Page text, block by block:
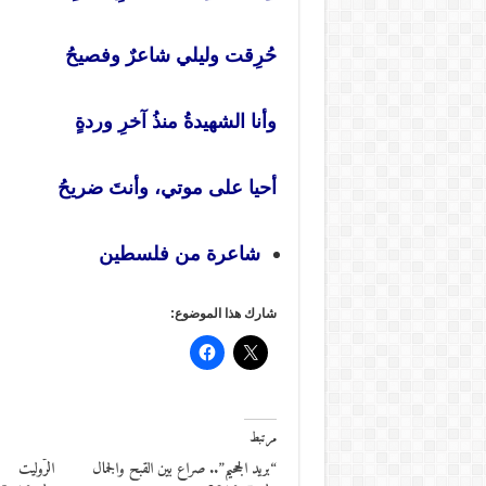
حُرِقت وليلي شاعرٌ وفصيحُ
وأنا الشهيدةُ منذُ آخرِ وردةٍ
أحيا على موتي، وأنتَ ضريحُ
شاعرة من فلسطين
شارك هذا الموضوع:
مرتبط
“بريد الجحيم”.. صراع بين القبح والجمال
الرّوليت